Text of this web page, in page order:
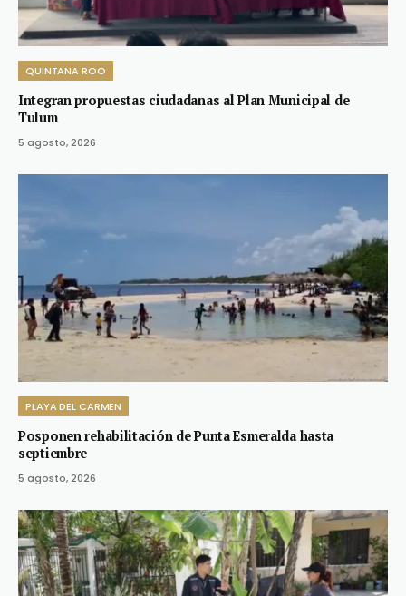
QUINTANA ROO
Integran propuestas ciudadanas al Plan Municipal de
Tulum
5 agosto, 2026
PLAYA DEL CARMEN
Posponen rehabilitación de Punta Esmeralda hasta
septiembre
5 agosto, 2026